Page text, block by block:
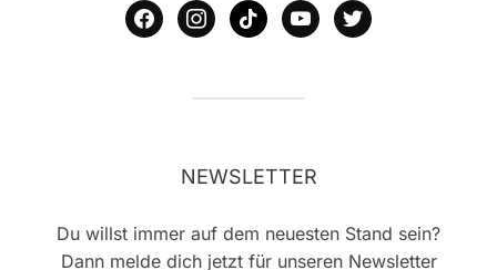
facebookinstagram
tiktok youtubetwitter
NEWSLETTER
Du willst immer auf dem neuesten Stand sein?
Dann melde dich jetzt für unseren Newsletter